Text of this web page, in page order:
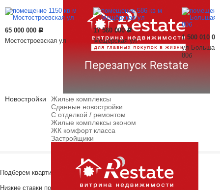
Новостройки
Жилые комплексы
Сданные новостройки
С отделкой / ремонтом
Жилые комплексы эконом
ЖК комфорт класса
Застройщики
65 000 000 Р
Мостостроевская ул
17 580 000Р
Мещёрская ул
1 500 010
ул Большая
80б
Подберем квартиру в новостройке!
Низкие ставки по ипотеке с ежемесячным платежом ниже аренды